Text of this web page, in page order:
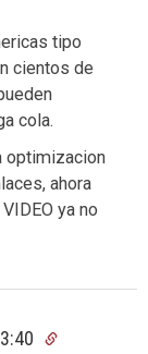
tipo
cientos de
cola.
optimizacion
ahora
ya no